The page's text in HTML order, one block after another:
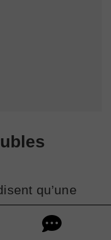
qu’une
d’origan
aide à